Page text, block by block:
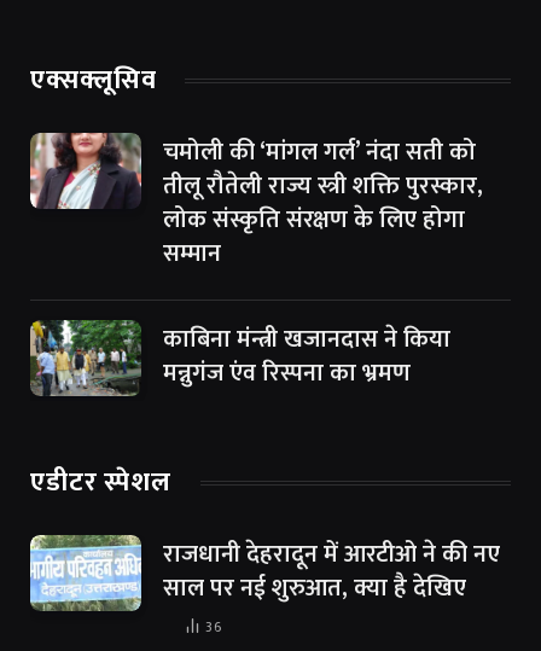
एक्सक्लूसिव
चमोली की ‘मांगल गर्ल’ नंदा सती को
तीलू रौतेली राज्य स्त्री शक्ति पुरस्कार,
लोक संस्कृति संरक्षण के लिए होगा
सम्मान
काबिना मंन्त्री खजानदास ने किया
मन्नुगंज एंव रिस्पना का भ्रमण
एडीटर स्पेशल
राजधानी देहरादून में आरटीओ ने की नए
साल पर नई शुरुआत, क्या है देखिए
36